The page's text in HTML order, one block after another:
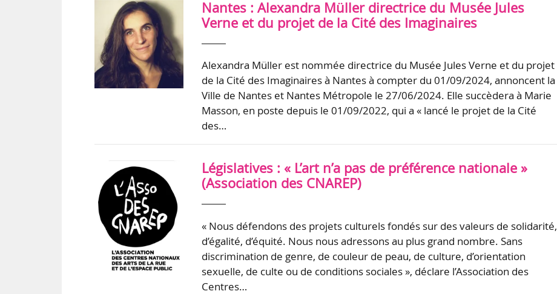
Nantes : Alexandra Müller directrice du Musée Jules
Verne et du projet de la Cité des Imaginaires
Alexandra Müller est nommée directrice du Musée Jules Verne et du projet
de la Cité des Imaginaires à Nantes à compter du 01/09/2024, annoncent la
Ville de Nantes et Nantes Métropole le 27/06/2024. Elle succèdera à Marie
Masson, en poste depuis le 01/09/2022, qui a « lancé le projet de la Cité
des…
Législatives : « L’art n’a pas de préférence nationale »
(Association des CNAREP)
« Nous défendons des projets culturels fondés sur des valeurs de solidarité,
d’égalité, d’équité. Nous nous adressons au plus grand nombre. Sans
discrimination de genre, de couleur de peau, de culture, d’orientation
sexuelle, de culte ou de conditions sociales », déclare l’Association des
Centres…